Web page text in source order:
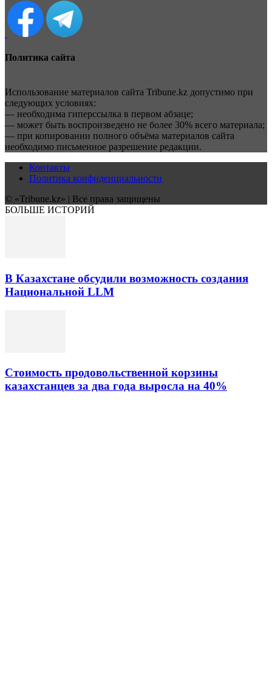
Политика сайта
Использование материалов сайта Tribune.kz допустимо при
следующих условиях:
— необходима гиперссылка в первом абзаце;
— может быть воспроизведено не более 30% всего материала;
— при копировании полного объёма материалов сайта
необходимо письменное разрешение редакции.
Контакты
Политика конфиденциальности
© «Tribune.kz» | Все права защищены
БОЛЬШЕ ИСТОРИЙ
В Казахстане обсудили возможность создания
Национальной LLM
Стоимость продовольственной корзины
казахстанцев за два года выросла на 40%